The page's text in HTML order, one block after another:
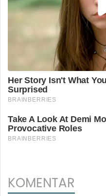
KOMENTAR